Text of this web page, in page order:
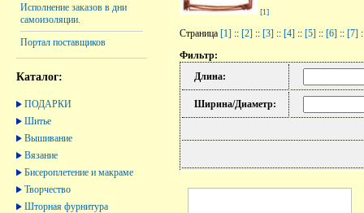
Исполнение заказов в дни
самоизоляции.
Портал поставщиков
Каталог:
ПОДАРКИ
Шитье
Вышивание
Вязание
Бисероплетение и макраме
Творчество
Шторная фурнитура
[1]
Страница [1] :: [2] :: [3] :: [4] :: [5] :: [6] :: [7]
Фильтр:
Длина:
Ширина/Диаметр: